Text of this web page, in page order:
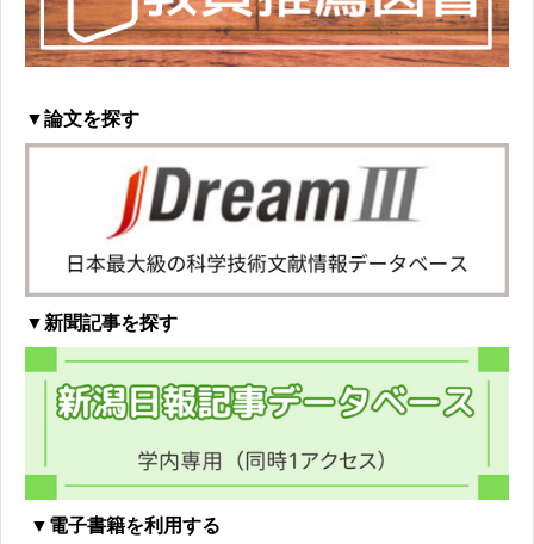
▼論文を探す
▼新聞記事を探す
▼電子書籍を利用する